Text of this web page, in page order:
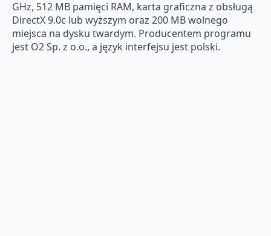
GHz, 512 MB pamięci RAM, karta graficzna z obsługą
DirectX 9.0c lub wyższym oraz 200 MB wolnego
miejsca na dysku twardym. Producentem programu
jest O2 Sp. z o.o., a język interfejsu jest polski.